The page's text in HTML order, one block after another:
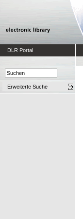
DLR Portal
Erweiterte Suche